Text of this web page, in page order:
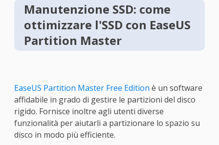
Manutenzione SSD: come
ottimizzare l'SSD con EaseUS
Partition Master
EaseUS Partition Master Free Edition è un software
affidabile in grado di gestire le partizioni del disco
rigido. Fornisce inoltre agli utenti diverse
funzionalità per aiutarli a partizionare lo spazio su
disco in modo più efficiente.